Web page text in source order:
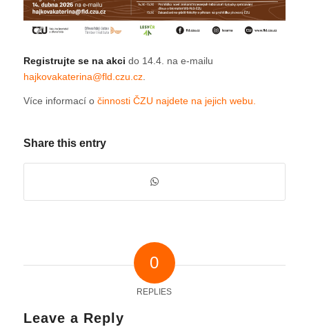
Registrujte se na akci do 14.4. na e-mailu
hajkovakaterina@fld.czu.cz.
Více informací o činnosti ČZU najdete na jejich webu.
Share this entry
0
REPLIES
Leave a Reply